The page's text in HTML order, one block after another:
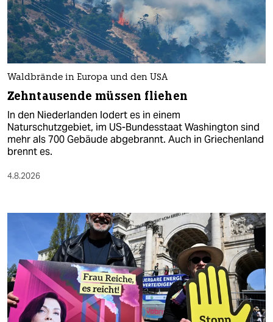
Waldbrände in Europa und den USA
Zehntausende müssen fliehen
In den Niederlanden lodert es in einem
Naturschutzgebiet, im US-Bundesstaat Washington sind
mehr als 700 Gebäude abgebrannt. Auch in Griechenland
brennt es.
4.8.2026